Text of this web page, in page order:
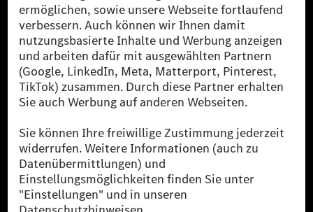
[2] Renewable Charging ist ein integraler Bestandteil von MB.CHARGE
Public in Europa, den USA, Kanada und China. Sofern an der jeweiligen
Ladestation noch kein Strom aus erneuerbaren Energien vorliegt,
verwendet Renewable Charging Grünstromzertifikate*. Diese stellen
sicher, dass für Ladevorgänge über MB.CHARGE Public eine äquivalente
Strommenge aus erneuerbaren Energien ins Stromnetz eingespeist wird.
Sie stammen ausschließlich aus Wind- und Solarkraftanlagen, die jünger
als sechs Jahre sind.
* Inkl. EKOenergy Ökolabel
* Die angegebenen Werte wurden nach dem vorgeschriebenen
Messverfahren WLTP (Worldwide harmonised Light vehicles Test
Procedure) ermittelt. Die angegebenen Spannweiten beziehen sich auf
den europäischen Markt. Der Energieverbrauch und der CO₂-Ausstoß
eines Pkw sind nicht nur von der effizienten Ausnutzung des Kraftstoffs
bzw. des Energieträgers durch den Pkw, sondern auch vom Fahrstil und
anderen nichttechnischen Faktoren abhängig.